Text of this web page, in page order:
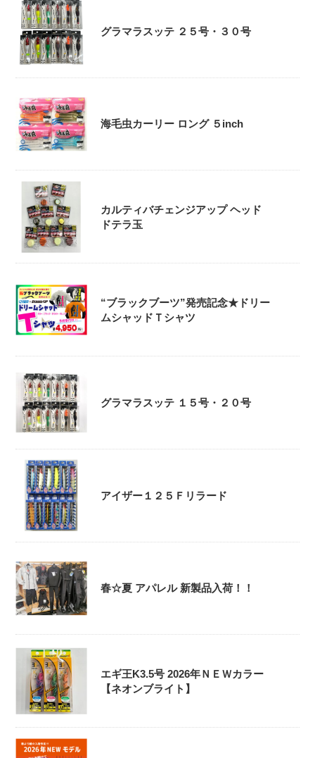
グラマラスッテ ２５号・３０号
海毛虫カーリー ロング ５inch
カルティバチェンジアップ ヘッド
ドテラ玉
“ブラックブーツ”発売記念★ドリー
ムシャッドＴシャツ
グラマラスッテ １５号・２０号
アイザー１２５Ｆリラード
春☆夏 アパレル 新製品入荷！！
エギ王K3.5号 2026年ＮＥＷカラー
【ネオンブライト】